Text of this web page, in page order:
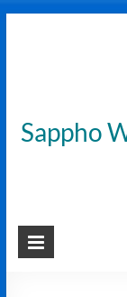
Sappho